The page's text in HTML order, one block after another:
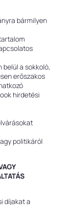
bármilyen
a sokkoló,
erőszakos
hirdetési
politikáról
díjakat a